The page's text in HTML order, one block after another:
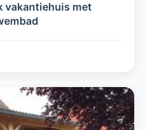
vakantiehuis met